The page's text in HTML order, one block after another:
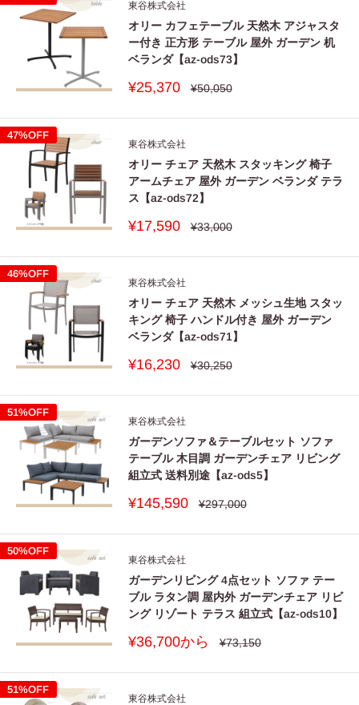
東谷株式会社
オリー カフェテーブル 天然木 アジャスタ
ー付き 正方形 テーブル 屋外 ガーデン 机
ベランダ【az-ods73】
販
価
¥25,370
通
格
¥50,050
47%OFF
東谷株式会社
オリー チェア 天然木 スタッキング 椅子
アームチェア 屋外 ガーデン ベランダ テラ
ス【az-ods72】
販
価
¥17,590
通
格
¥33,000
46%OFF
東谷株式会社
オリー チェア 天然木 メッシュ生地 スタッ
キング 椅子 ハンドル付き 屋外 ガーデン
ベランダ【az-ods71】
販
価
¥16,230
通
格
¥30,250
51%OFF
東谷株式会社
ガーデンソファ＆テーブルセット ソファ
テーブル 木目調 ガーデンチェア リビング
組立式 送料別途【az-ods5】
販
価
¥145,590
通
格
¥297,000
50%OFF
東谷株式会社
ガーデンリビング 4点セット ソファ テー
ブル ラタン調 屋内外 ガーデンチェア リビ
ング リゾート テラス 組立式【az-ods10】
販
価
¥36,700から
通
格
¥73,150
51%OFF
東谷株式会社